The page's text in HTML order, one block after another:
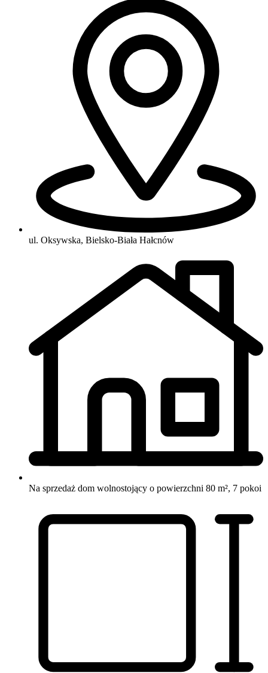
ul. Oksywska, Bielsko-Biała Hałcnów
Na sprzedaż dom wolnostojący o powierzchni 80 m², 7 pokoi